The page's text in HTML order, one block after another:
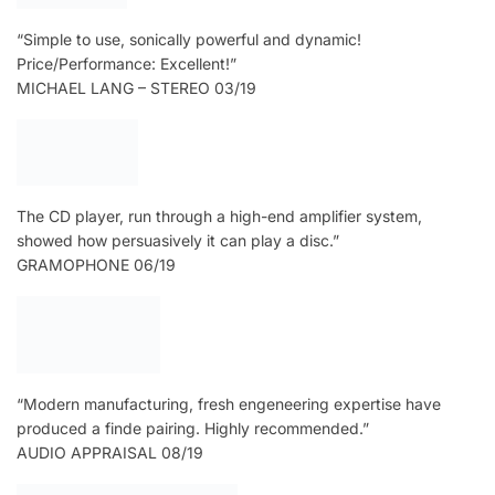
“Simple to use, sonically powerful and dynamic!
Price/Performance: Excellent!”
MICHAEL LANG – STEREO 03/19
The CD player, run through a high-end amplifier system,
showed how persuasively it can play a disc.”
GRAMOPHONE 06/19
“Modern manufacturing, fresh engeneering expertise have
produced a finde pairing. Highly recommended.”
AUDIO APPRAISAL 08/19